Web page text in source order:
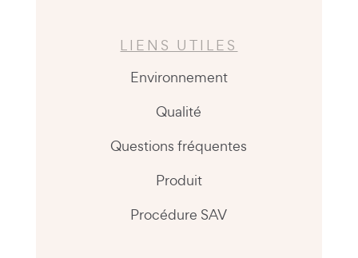
LIENS UTILES
Environnement
Qualité
Questions fréquentes
Produit
Procédure SAV